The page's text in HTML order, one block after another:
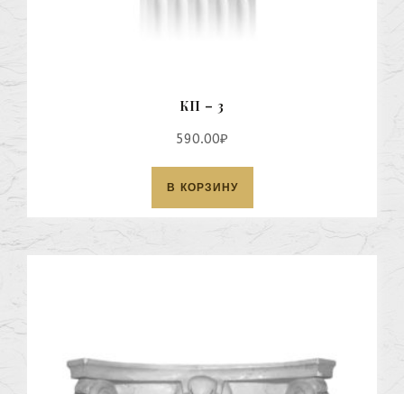
КП – 3
590.00₽
В КОРЗИНУ